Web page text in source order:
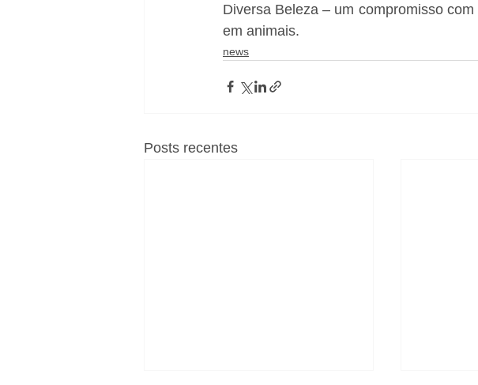
Diversa Beleza – um compromisso
em animais.
news
Posts recentes